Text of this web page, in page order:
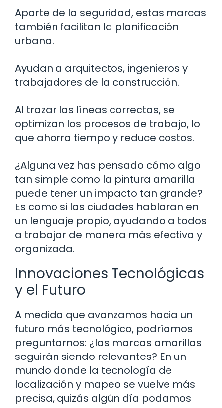
Aparte de la seguridad, estas marcas
también facilitan la planificación
urbana.
Ayudan a arquitectos, ingenieros y
trabajadores de la construcción.
Al trazar las líneas correctas, se
optimizan los procesos de trabajo, lo
que ahorra tiempo y reduce costos.
¿Alguna vez has pensado cómo algo
tan simple como la pintura amarilla
puede tener un impacto tan grande?
Es como si las ciudades hablaran en
un lenguaje propio, ayudando a todos
a trabajar de manera más efectiva y
organizada.
Innovaciones Tecnológicas
y el Futuro
A medida que avanzamos hacia un
futuro más tecnológico, podríamos
preguntarnos: ¿las marcas amarillas
seguirán siendo relevantes? En un
mundo donde la tecnología de
localización y mapeo se vuelve más
precisa, quizás algún día podamos